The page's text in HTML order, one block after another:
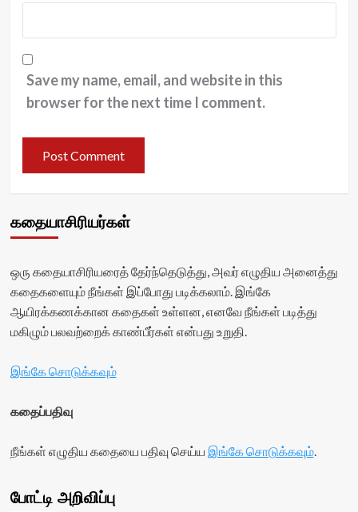
Save my name, email, and website in this
browser for the next time I comment.
கதையாசிரியர்கள்
ஒரு கதையாசிரியரைத் தேர்ந்தெடுத்து, அவர் எழுதிய அனைத்து
கதைகளையும் நீங்கள் இப்போது படிக்கலாம். இங்கே
ஆயிரக்கணக்கான கதைகள் உள்ளன, எனவே நீங்கள் படித்து
மகிழும் பலவற்றைக் காண்பீர்கள் என்பது உறுதி.
இங்கே சொடுக்கவும்
கதைப்பதிவு
நீங்கள் எழுதிய கதையை பதிவு செய்ய இங்கே சொடுக்கவும்.
போட்டி அறிவிப்பு